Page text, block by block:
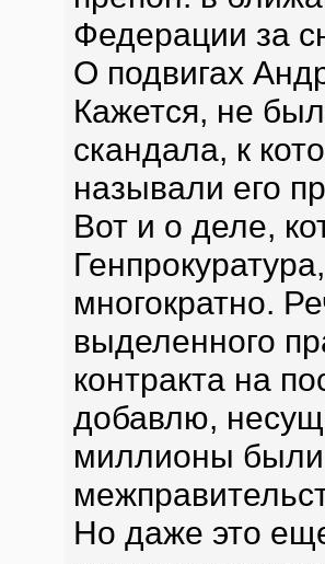
Федерации за
О подвигах
Кажется, не
скандала, к
называли его
Вот и о деле,
многократно.
выделенного
контракта на
добавлю,
миллионы
Но даже это